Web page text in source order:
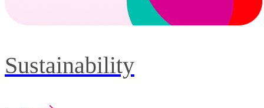
Sustainability